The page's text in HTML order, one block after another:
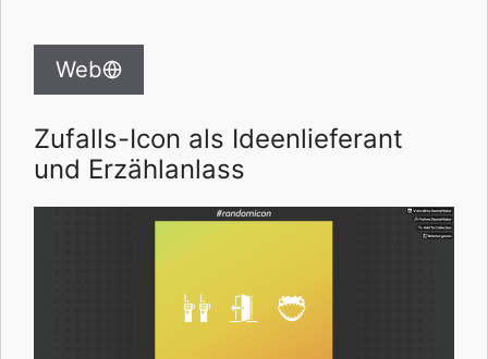
Web
Zufalls-Icon als Ideenlieferant
und Erzählanlass